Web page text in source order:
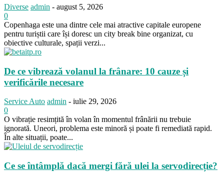
Diverse admin - august 5, 2026
0
Copenhaga este una dintre cele mai atractive capitale europene
pentru turiștii care își doresc un city break bine organizat, cu
obiective culturale, spații verzi...
De ce vibrează volanul la frânare: 10 cauze și
verificările necesare
Service Auto admin - iulie 29, 2026
0
O vibrație resimțită în volan în momentul frânării nu trebuie
ignorată. Uneori, problema este minoră și poate fi remediată rapid.
În alte situații, poate...
Ce se întâmplă dacă mergi fără ulei la servodirecție?